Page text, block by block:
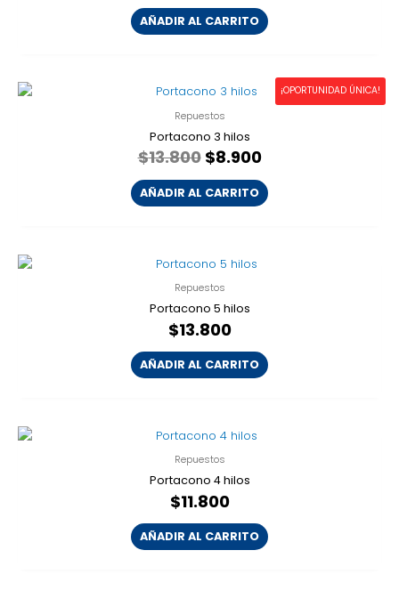
AÑADIR AL CARRITO
¡OPORTUNIDAD ÚNICA!
Repuestos
Portacono 3 hilos
$13.800
El
original
era:
$13.800.
$8.900
precio
$8.900.
AÑADIR AL CARRITO
Repuestos
Portacono 5 hilos
$13.800
AÑADIR AL CARRITO
Repuestos
Portacono 4 hilos
$11.800
AÑADIR AL CARRITO